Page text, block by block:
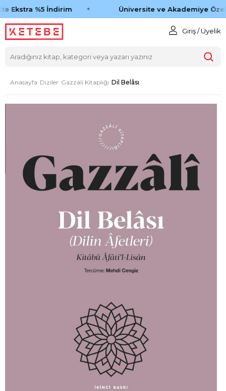
Ekstra %5 İndirim Üniversite ve Akademiye
Giriş / Üyelik
Anasayfa Diziler Gazzâli Kitaplığı Dil Belâsı